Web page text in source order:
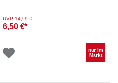
Preis reduziert von
UVP 14,99 €auf
6,50 €*
nur im
Markt